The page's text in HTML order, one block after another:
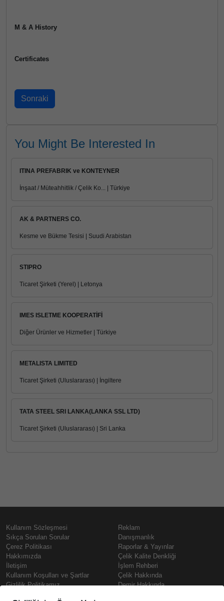
M & A History
Certificates
You Might Be Interested In
ITINA PREFABRIK ve KONTEYNER
İnşaat / Müteahhitlik / Çelik Ko... | Türkiye
AK & PARTNERS CO.
Kesme ve Bükme Tesisi | Suudi Arabistan
STIPRO
Ticaret Şirketi (Yerel) | Letonya
IMES ISLETME KOOPERATİFİ
Diğer Ürünler ve Hizmetler | Türkiye
METALISTA LIMITED
Ticaret Şirketi (Uluslararası) | İngiltere
TATA STEEL SRI LANKA(LANKA SSL LTD)
Ticaret Şirketi (Uluslararası) | Sri Lanka
Kullanım Sözleşmesi
Sıkça Sorulan Sorular
Çerez Politikası
Hakkımızda
İletişim
Kullanım Koşulları ve Şartlar
Gizlilik Politikamız
Reklam
Danışmanlık
Raporlar & Yayınlar
Çelik Kalite Denkliği
İşlem Rehberi
Çelik Hakkında
Demir Hakkında